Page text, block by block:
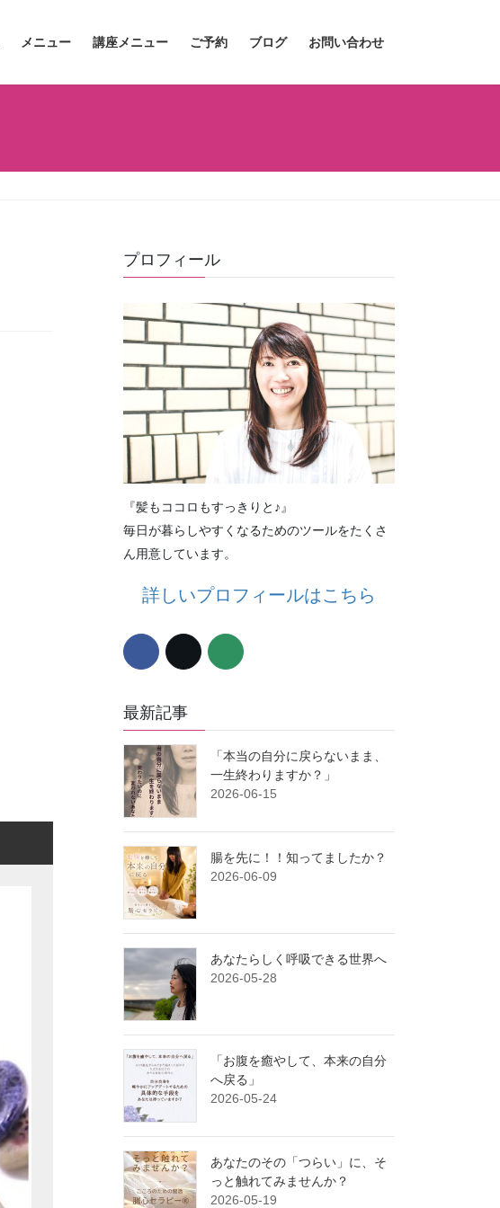
メニュー 講座メニュー ご予約 ブログ お問い合わせ
プロフィール
『髪もココロもすっきりと♪』
毎日が暮らしやすくなるためのツールをたくさ
ん用意しています。
詳しいプロフィールはこちら
最新記事
「本当の自分に戻らないまま、
一生終わりますか？」
2026-06-15
腸を先に！！知ってましたか？
2026-06-09
あなたらしく呼吸できる世界へ
2026-05-28
「お腹を癒やして、本来の自分
へ戻る」
2026-05-24
あなたのその「つらい」に、そ
っと触れてみませんか？
2026-05-19